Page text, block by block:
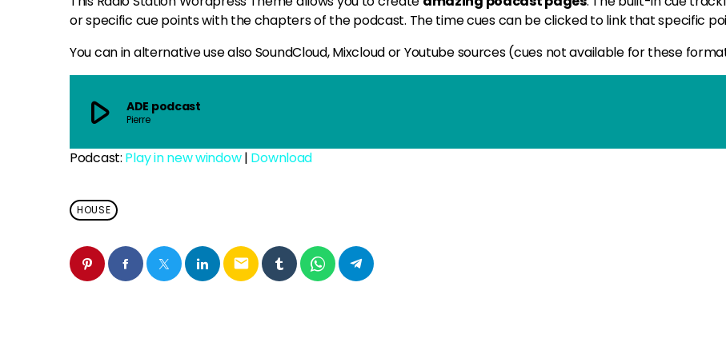
Zouk ou Afro Zouk
or specific cue points with the chapters of the podcast. The time cues can be clicked to link that specific
You can in alternative use also SoundCloud, Mixcloud or Youtube sources (cues not available for these
play_arrow ADE podcast
Pierre
Podcast: Play in new window| Download
HOUSE
email